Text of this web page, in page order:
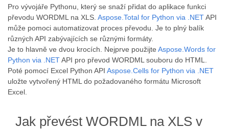
Pro vývojáře Pythonu, který se snaží přidat do aplikace funkci
převodu WORDML na XLS. Aspose.Total for Python via .NETAPI
může pomoci automatizovat proces převodu. Je to plný balík
různých API zabývajících se různými formáty.
Je to hlavně ve dvou krocích. Nejprve použijte Aspose.Words for
Python via .NETAPI pro převod WORDML souboru do HTML.
Poté pomocí Excel Python API Aspose.Cells for Python via .NET
uložte vytvořený HTML do požadovaného formátu Microsoft
Excel.
Jak převést WORDML na XLS v